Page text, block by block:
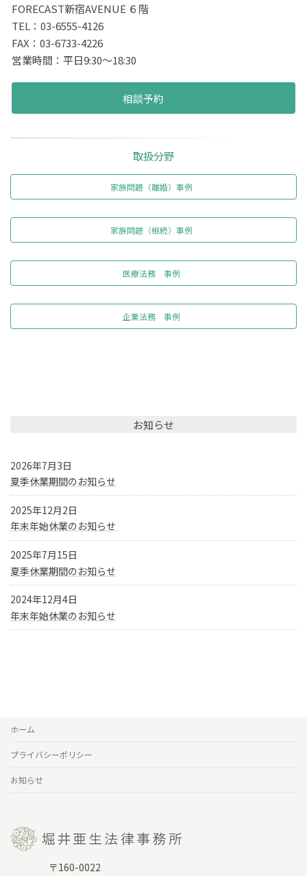
FORECAST新宿AVENUE ６階
TEL：03-6555-4126
FAX：03-6733-4226
営業時間：平日9:30～18:30
相談予約
取扱分野
家族問題（離婚）事例
家族問題（相続）事例
医療法務 事例
企業法務 事例
お知らせ
2026年7月3日
夏季休業期間のお知らせ
2025年12月2日
年末年始休業のお知らせ
2025年7月15日
夏季休業期間のお知らせ
2024年12月4日
年末年始休業のお知らせ
ホーム
プライバシーポリシー
お知らせ
〒160-0022